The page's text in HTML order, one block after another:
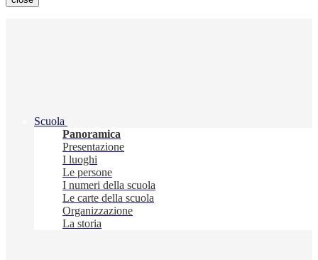
Scuola
Panoramica
Presentazione
I luoghi
Le persone
I numeri della scuola
Le carte della scuola
Organizzazione
La storia